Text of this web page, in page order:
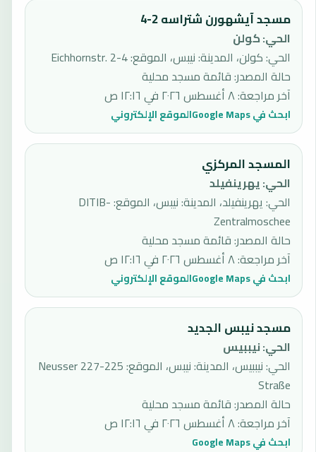
مسجد آيشهورن شتراسه 2-4
الحي:كولن
الحي: كولن، المدينة: نيبس، الموقع: Eichhornstr. 2-4
حالة المصدر:قائمة مسجد محلية
آخر مراجعة:٨ أغسطس ٢٠٢٦ في ١٢:١٦ ص
ابحث في Google Maps الموقع الإلكتروني
المسجد المركزي
الحي:يهرينفيلد
الحي: يهرينفيلد، المدينة: نيبس، الموقع: DITIB-
Zentralmoschee
حالة المصدر:قائمة مسجد محلية
آخر مراجعة:٨ أغسطس ٢٠٢٦ في ١٢:١٦ ص
ابحث في Google Maps الموقع الإلكتروني
مسجد نيبس الجديد
الحي:نيببيس
الحي: نيببيس، المدينة: نيبس، الموقع: 225-227 Neusser
Straße
حالة المصدر:قائمة مسجد محلية
آخر مراجعة:٨ أغسطس ٢٠٢٦ في ١٢:١٦ ص
ابحث في Google Maps